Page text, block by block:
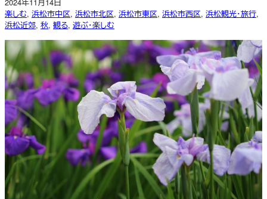
楽しむ, 浜松市中区, 浜松市北区, 浜松市東区, 浜松市西区, 浜松観光・旅行
浜松近郊, 秋, 観る, 遊ぶ・楽しむ